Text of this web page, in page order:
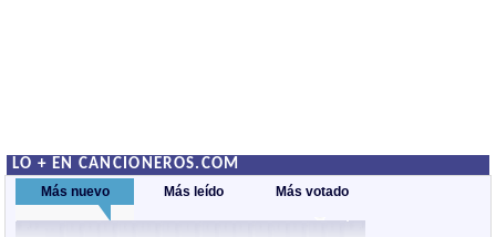
LO + EN CANCIONEROS.COM
Más nuevo Más leído Más votado